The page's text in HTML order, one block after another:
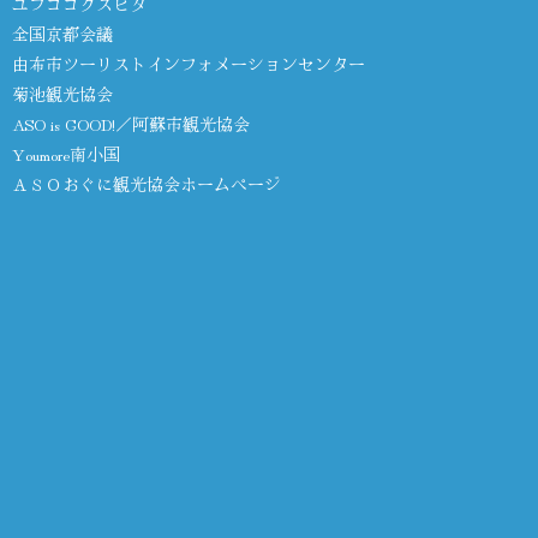
全国京都会議
由布市ツーリストインフォメーションセンター
菊池観光協会
ASO is GOOD!／阿蘇市観光協会
Youmore南小国
ＡＳＯおぐに観光協会ホームページ